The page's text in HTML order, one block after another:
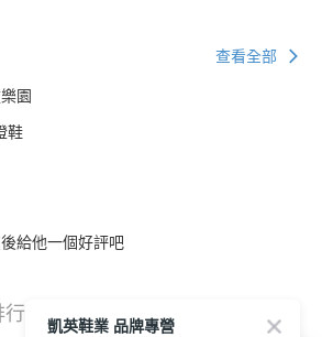
查看全部
園
鞋
給他一個好評吧
行
凱英鞋業 品牌專營